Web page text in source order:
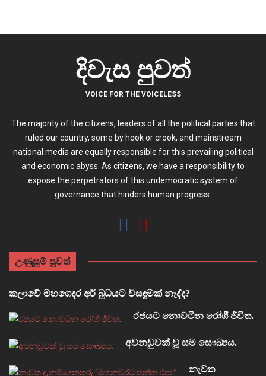
දිවැස පුවත්
VOICE FOR THE VOICELESS
The majority of the citizens, leaders of all the political parties that
ruled our country, some by hook or crook, and mainstream
national media are equally responsible for this prevailing political
and economic abyss. As citizens, we have a responsibility to
expose the perpetrators of this undemocratic system of
governance that hinders human progress.
උණුසුම් පුවත්
කලාවේ මහගෙදර අර් බුධයට විසඳුමක් නැද්ද?
රජයට නොවටින රෝගී ජීවිත.
අවනඩුවක් වූ සම සෞඛ්‍යය.
නැවත